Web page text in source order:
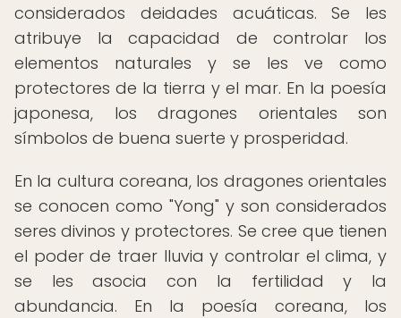
considerados deidades acuáticas. Se les
atribuye la capacidad de controlar los
elementos naturales y se les ve como
protectores de la tierra y el mar. En la poesía
japonesa, los dragones orientales son
símbolos de buena suerte y prosperidad.
En la cultura coreana, los dragones orientales
se conocen como "Yong" y son considerados
seres divinos y protectores. Se cree que tienen
el poder de traer lluvia y controlar el clima, y
se les asocia con la fertilidad y la
abundancia. En la poesía coreana, los